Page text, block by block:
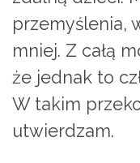
przemyślenia,
mniej. Z całą
że jednak to
W takim
utwierdzam.